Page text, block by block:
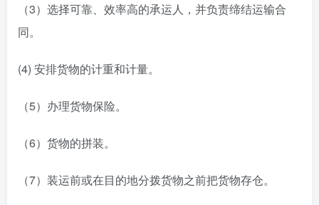
（3）选择可靠、效率高的承运人，并负责缔结运输合
同。
(4) 安排货物的计重和计量。
（5）办理货物保险。
（6）货物的拼装。
（7）装运前或在目的地分拨货物之前把货物存仓。